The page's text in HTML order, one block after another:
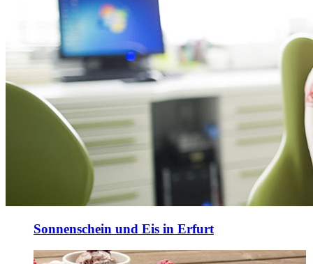
Sonnenschein und Eis in Erfurt